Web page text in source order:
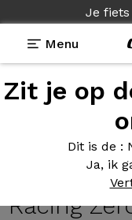
Je
Menu
Zit je op
Dit is de :
Ja, ik
Getuigenissen>
R8000 - Fulcrum
Axxome II
Ultegra
Racing